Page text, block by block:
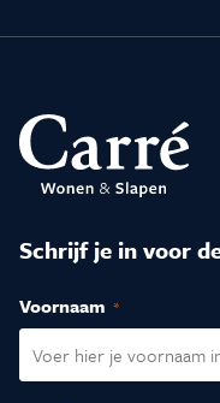
Schrijf je in voor
Voornaam (Vereist)